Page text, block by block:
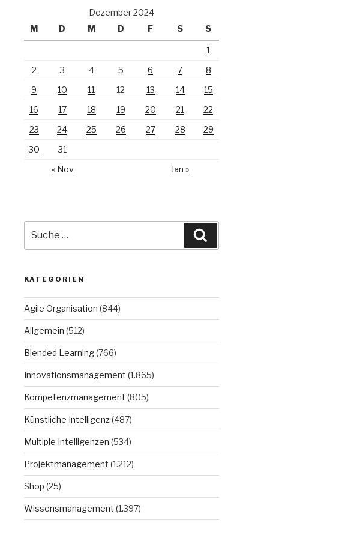
Dezember 2024
M
D M D F S S
1
2
3 4 5 6 7
8
9
10 11 12 13 14
15
16
17 18 19 20 21
22
23
24 25 26 27 28
29
30
31
« Nov
Jan »
nach:
KATEGORIEN
Agile Organisation (844)
Allgemein (512)
Blended Learning(766)
Innovationsmanagement (1.865)
Kompetenzmanagement (805)
Künstliche Intelligenz(487)
Multiple Intelligenzen (534)
Projektmanagement (1.212)
Shop (25)
Wissensmanagement (1.397)